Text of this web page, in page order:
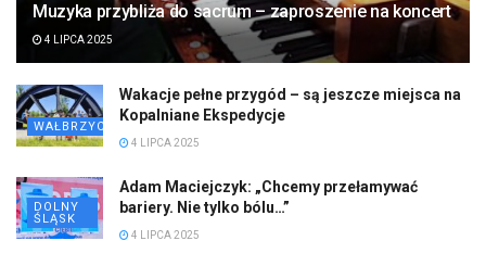
Muzyka przybliża do sacrum – zaproszenie na koncert
4 LIPCA 2025
WAŁBRZYCH
Wakacje pełne przygód – są jeszcze miejsca na
Kopalniane Ekspedycje
4 LIPCA 2025
DOLNY
ŚLĄSK
Adam Maciejczyk: „Chcemy przełamywać
bariery. Nie tylko bólu…”
4 LIPCA 2025